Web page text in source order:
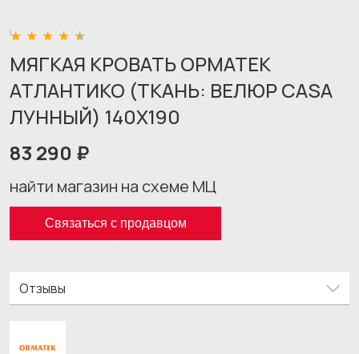
МЯГКАЯ КРОВАТЬ ОРМАТЕК
АТЛАНТИКО (ТКАНЬ: ВЕЛЮР CASA
ЛУННЫЙ) 140X190
83 290 ₽
найти магазин на схеме МЦ
Связаться с продавцом
Отзывы